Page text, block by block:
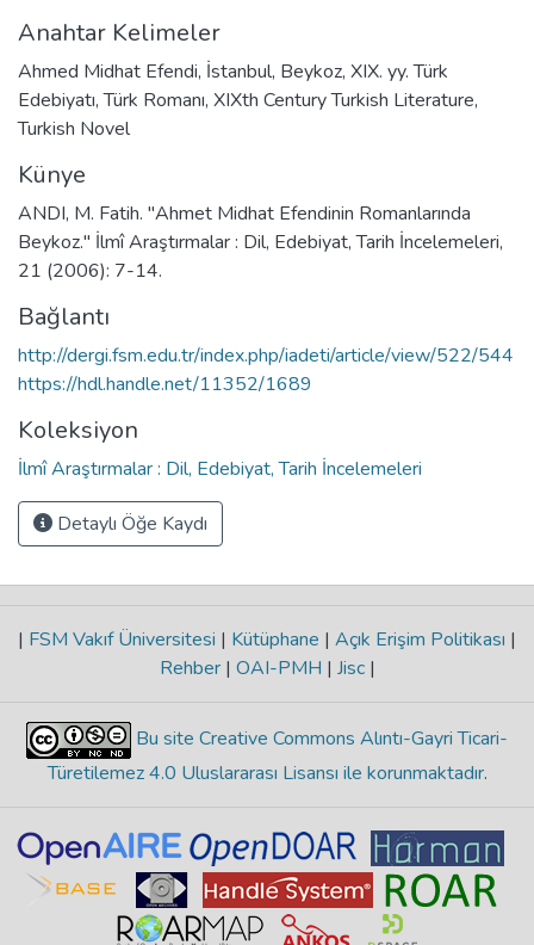
Anahtar Kelimeler
Ahmed Midhat Efendi, İstanbul, Beykoz, XIX. yy. Türk
Edebiyatı,Türk Romanı, XIXth Century Turkish Literature,
Turkish Novel
Künye
ANDI, M. Fatih. "Ahmet Midhat Efendinin Romanlarında
Beykoz." İlmî Araştırmalar : Dil, Edebiyat, Tarih İncelemeleri,
21 (2006): 7-14.
Bağlantı
http://dergi.fsm.edu.tr/index.php/iadeti/article/view/522/544
https://hdl.handle.net/11352/1689
Koleksiyon
İlmî Araştırmalar : Dil, Edebiyat, Tarih İncelemeleri
Detaylı Öğe Kaydı
| FSM Vakıf Üniversitesi | Kütüphane | Açık Erişim Politikası |
Rehber | OAI-PMH | Jisc |
Bu site Creative Commons Alıntı-Gayri Ticari-
Türetilemez 4.0 Uluslararası Lisansı ile korunmaktadır.